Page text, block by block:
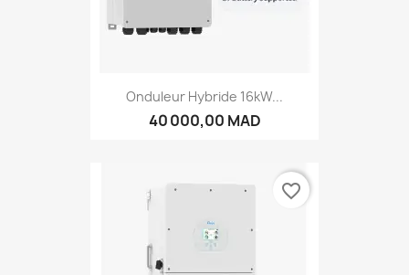
Onduleur Hybride 16kW...
40 000,00 MAD
favorite_border